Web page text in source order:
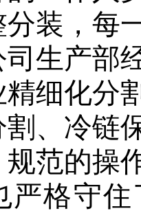
装，每
生产部
细化分
、冷链
范的操
严格守